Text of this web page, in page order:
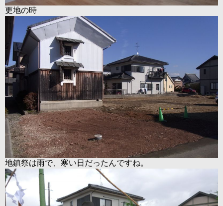
更地の時
地鎮祭は雨で、寒い日だったんですね。